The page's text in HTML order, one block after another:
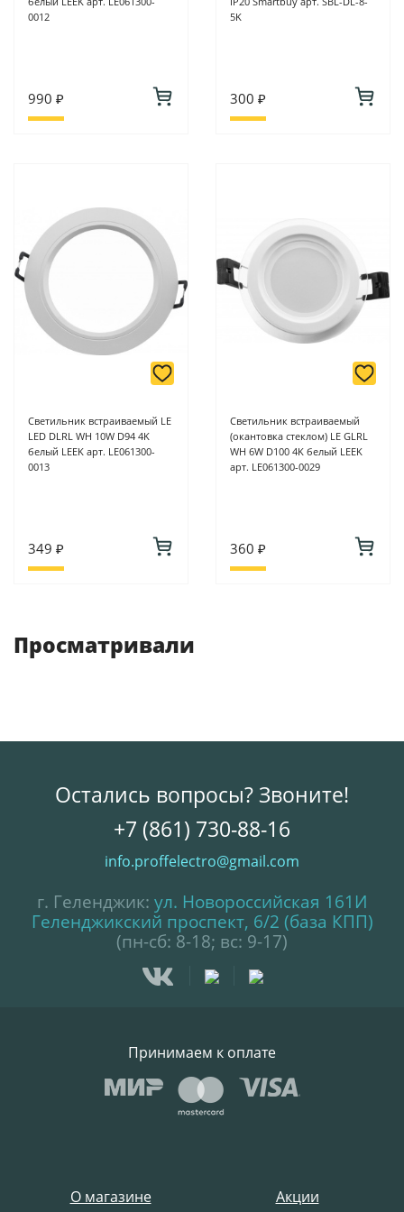
0012
990 ₽
5K
300 ₽
Светильник встраиваемый LE
LED DLRL WH 10W D94 4K
белый LEEK арт. LE061300-
0013
349 ₽
Светильник встраиваемый
(окантовка стеклом) LE GLRL
WH 6W D100 4K белый LEEK
арт. LE061300-0029
360 ₽
Просматривали
О магазине
Акции
Остались вопросы? Звоните!
+7 (861) 730-88-16
info.proffelectro@gmail.com
г. Геленджик: ул. Новороссийская 161И
Геленджикский проспект, 6/2 (база КПП)
(пн-сб: 8-18; вс: 9-17)
Принимаем к оплате